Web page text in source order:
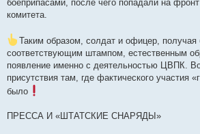
боеприпасами, после чего попадали на
комитета.
Таким образом, солдат и офицер,
соответствующим штампом, естественным
появление именно с деятельностью ЦВПК.
присутствия там, где фактического участия
было
ПРЕССА И «ШТАТСКИЕ СНАРЯДЫ»